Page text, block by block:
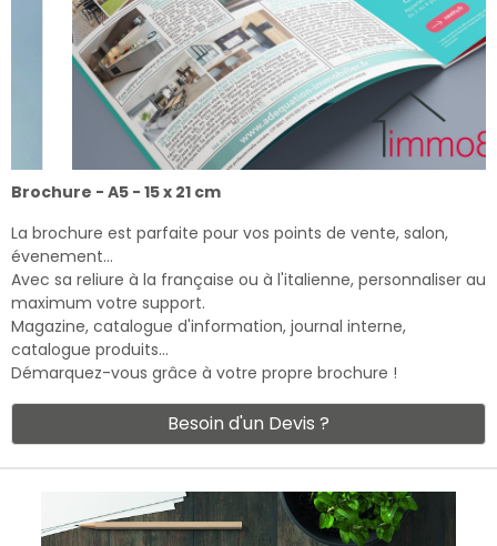
Brochure - A5 - 15 x 21 cm
La brochure est parfaite pour vos points de vente, salon,
évenement…
Avec sa reliure à la française ou à l'italienne, personnaliser au
maximum votre support.
Magazine, catalogue d'information, journal interne,
catalogue produits…
Démarquez-vous grâce à votre propre brochure !
Besoin d'un Devis ?